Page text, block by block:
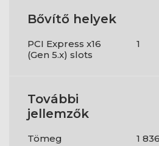
Bővítő helyek
PCI Express x16
(Gen 5.x) slots
1
További
jellemzők
Tömeg 1